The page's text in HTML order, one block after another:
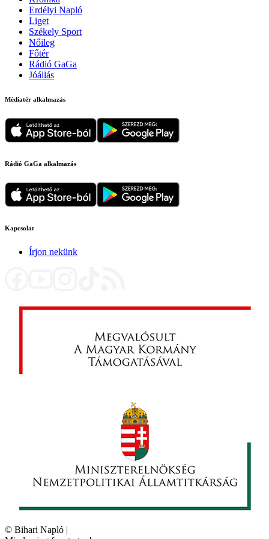
Erdélyi Napló
Liget
Székely Sport
Nőileg
Főtér
Rádió GaGa
Jóállás
Médiatér alkalmazás
Rádió GaGa alkalmazás
Kapcsolat
Írjon nekünk
© Bihari Napló |